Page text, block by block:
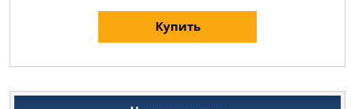
Купить